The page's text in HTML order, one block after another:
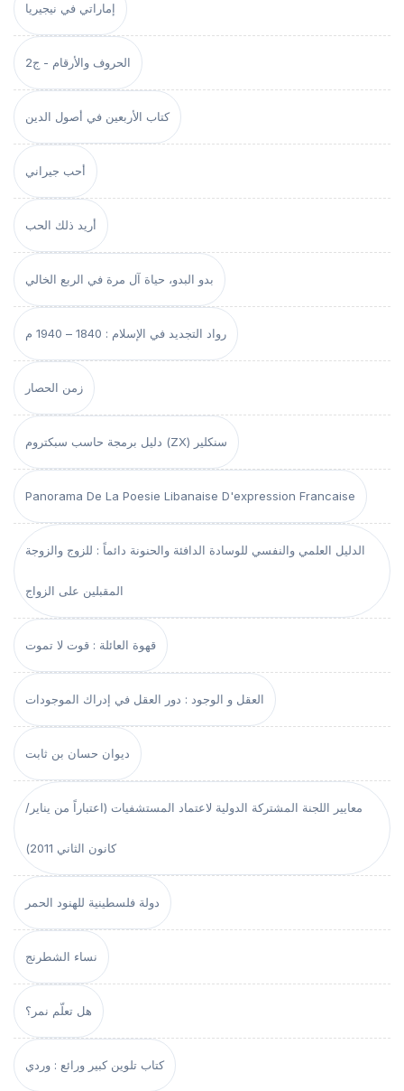
إماراتي في نيجيريا
الحروف والأرقام - ج2
كتاب الأربعين في أصول الدين
أحب جيراني
أريد ذلك الحب
بدو البدو، حياة آل مرة في الربع الخالي
رواد التجديد في الإسلام : 1840 – 1940 م
زمن الحصار
دليل برمجة حاسب سبكتروم (ZX) سنكلير
Panorama De La Poesie Libanaise D'expression Francaise
الدليل العلمي والنفسي للوسادة الدافئة والحنونة دائماً : للزوج والزوجة
المقبلين على الزواج
قهوة العائلة : قوت لا تموت
العقل و الوجود : دور العقل في إدراك الموجودات
ديوان حسان بن ثابت
معايير اللجنة المشتركة الدولية لاعتماد المستشفيات (اعتباراً من يناير/
كانون الثاني 2011)
دولة فلسطينية للهنود الحمر
نساء الشطرنج
هل تعلّم نمر؟
كتاب تلوين كبير ورائع : وردي